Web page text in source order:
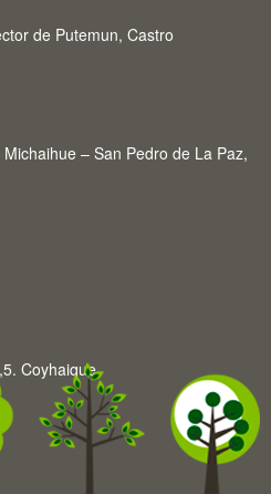
de Putemun, Castro
– San Pedro de La Paz,
Coyhaique